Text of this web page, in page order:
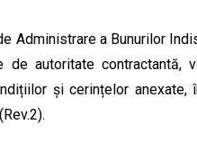
Administrare a Bunurilor
de autoritate
și cerințelor
.